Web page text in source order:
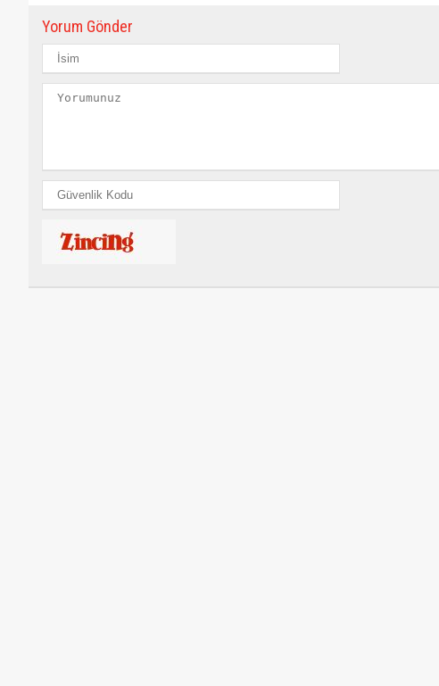
Yorum Gönder